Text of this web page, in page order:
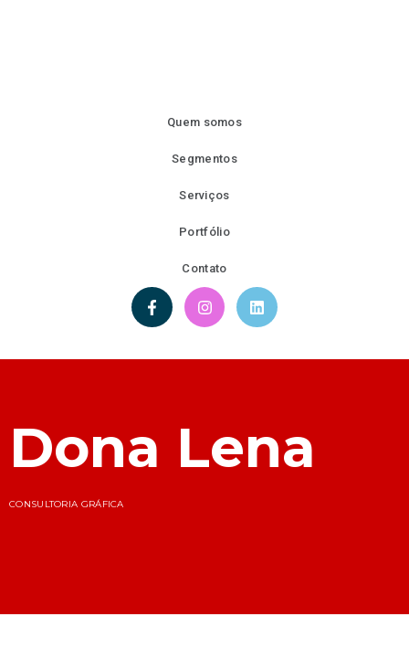
Quem somos
Segmentos
Serviços
Portfólio
Contato
Dona Lena
CONSULTORIA GRÁFICA